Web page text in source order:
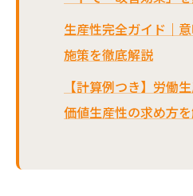
生産性完全ガイド｜
施策を徹底解説
【計算例つき】労働
価値生産性の求め方